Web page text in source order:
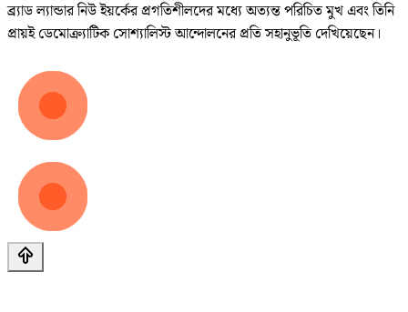
ব্র্যাড ল্যান্ডার নিউ ইয়র্কের প্রগতিশীলদের মধ্যে অত্যন্ত পরিচিত মুখ এবং তিনি
প্রায়ই ডেমোক্র্যাটিক সোশ্যালিস্ট আন্দোলনের প্রতি সহানুভূতি দেখিয়েছেন।